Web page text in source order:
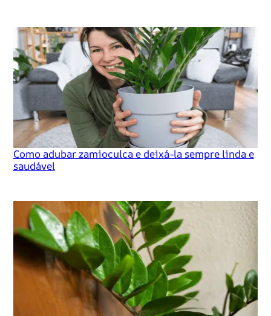
Como adubar zamioculca e deixá-la sempre linda e
saudável